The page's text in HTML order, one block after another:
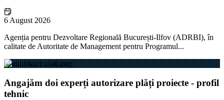
6 August 2026
Agenția pentru Dezvoltare Regională București-Ilfov (ADRBI), în
calitate de Autoritate de Management pentru Programul...
Angajăm doi experți autorizare plăți proiecte - profil
tehnic